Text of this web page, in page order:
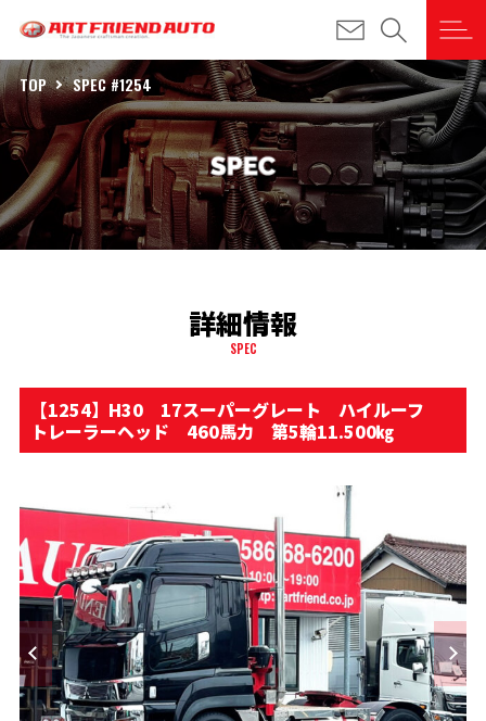
TOP SPEC #1254
詳細情報
SPEC
【1254】H30 17スーパーグレート ハイルーフ
トレーラーヘッド 460馬力 第5輪11.500㎏